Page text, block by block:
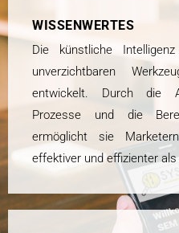
WISSENWERTES
Die künstliche
unverzichtbaren
entwickelt. Durch die
Prozesse und die
ermöglicht sie
effektiver und effizienter